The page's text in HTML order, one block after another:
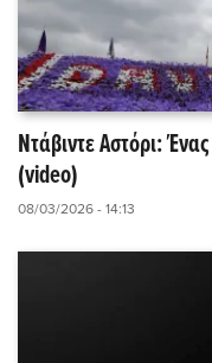
Ντάβιντε Αστόρι:
(video)
08/03/2026 - 14:13